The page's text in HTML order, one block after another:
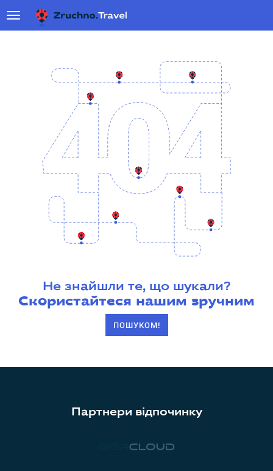
Не знайшли те, що шукали?
Скористайтеся нашим зручним
ПОШУКОМ!
Партнери відпочинку